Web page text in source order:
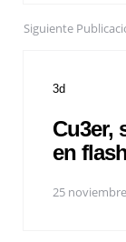
Siguiente
3d
Cu3er,
en
25